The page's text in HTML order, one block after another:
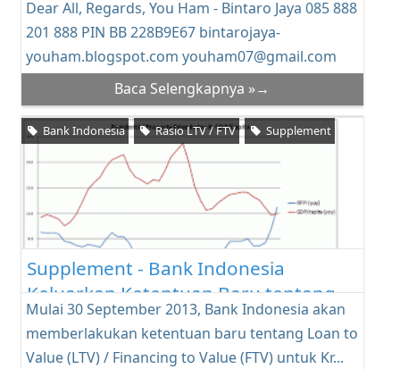
Dear All, Regards, You Ham - Bintaro Jaya 085 888
201 888 PIN BB 228B9E67 bintarojaya-
youham.blogspot.com youham07@gmail.com
Baca Selengkapnya »→
Supplement - Bank Indonesia
Keluarkan Ketentuan Baru tentang
Rasio LTV / FTV
Bank Indonesia Rasio LTV / FTV Supplement
Mulai 30 September 2013, Bank Indonesia akan
memberlakukan ketentuan baru tentang Loan to
Value (LTV) / Financing to Value (FTV) untuk Kr...